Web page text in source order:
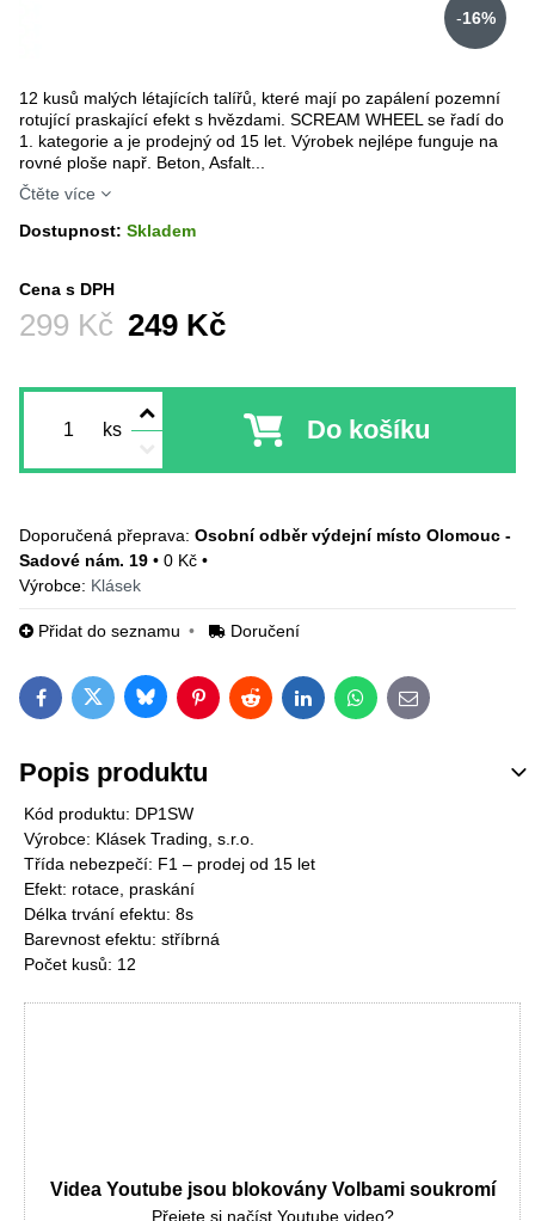
12 kusů malých létajících talířů, které mají po zapálení pozemní
rotující praskající efekt s hvězdami. SCREAM WHEEL se řadí do
1. kategorie a je prodejný od 15 let. Výrobek nejlépe funguje na
rovné ploše např. Beton, Asfalt...
Čtěte více
16%
Dostupnost: Skladem
Cena s DPH
249 Kč
Před slevou:
299 Kč
ks Do košíku
Osobní odběr výdejní místo Olomouc -
Sadové nám. 19 • 0 Kč •
Výrobce: Klásek
Přidat do seznamu Doručení
FacebookTwitterBlueskyPinterestRedditLinkedInWhatsApp
E-mail
Popis produktu
Kód produktu: DP1SW
Výrobce: Klásek Trading, s.r.o.
Třída nebezpečí: F1 – prodej od 15 let
Efekt: rotace, praskání
Délka trvání efektu: 8s
Barevnost efektu: stříbrná
Počet kusů: 12
Videa Youtube jsou blokovány Volbami soukromí
Přejete si načíst Youtube video?